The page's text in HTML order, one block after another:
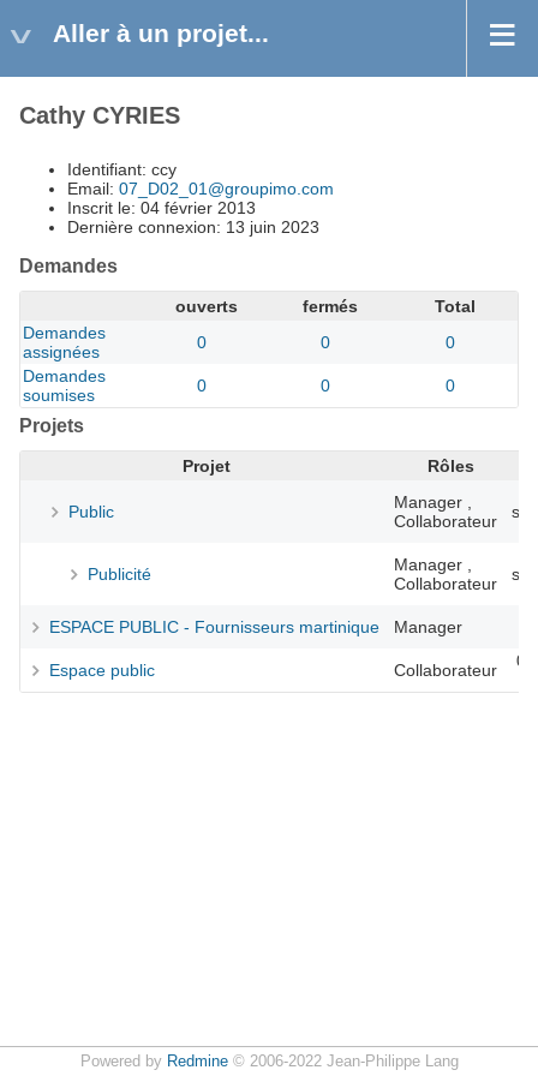
Aller à un projet...
Cathy CYRIES
Identifiant: ccy
Email: 07_D02_01@groupimo.com
Inscrit le: 04 février 2013
Dernière connexion: 13 juin 2023
Demandes
ouverts fermés
Total
Demandes
assignées
0 0
0
Demandes
soumises
0 0 0
Projets
Projet Rôles
Public
Manager ,
Collaborateur
Publicité
Manager ,
Collaborateur
ESPACE PUBLIC - Fournisseurs martinique
Manager
Espace public
Collaborateur
Powered by Redmine© 2006-2022 Jean-Philippe Lang